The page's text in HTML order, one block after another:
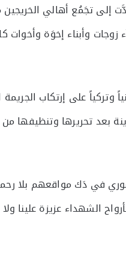
إلى تجَمُع أهالي
وأبناء إخوَة وأخوات
وتركياً على إرتكاب
بعد تحريرها وتنظيفها من
في دَك مواقعهم بلا
الشهداء عزيزة علينا